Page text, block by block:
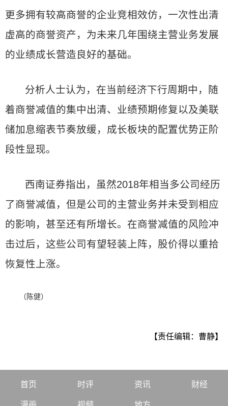
更多拥有较高商誉的企业竞相效仿，一次性出清
虚高的商誉资产，为未来几年围绕主营业务发展
的业绩成长营造良好的基础。
分析人士认为，在当前经济下行周期中，随
着商誉减值的集中出清、业绩预期修复以及美联
储加息缩表节奏放缓，成长板块的配置优势正阶
段性显现。
西南证券指出，虽然2018年相当多公司经历
了商誉减值，但是公司的主营业务并未受到相应
的影响，甚至还有所增长。在商誉减值的风险冲
击过后，这些公司有望轻装上阵，股价得以重拾
恢复性上涨。
（陈健）
【责任编辑：曹静】
首页 时评 资讯 财经